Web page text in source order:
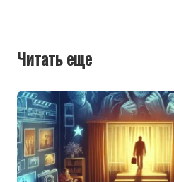
Читать еще